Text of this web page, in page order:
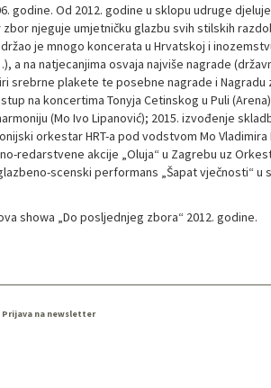
godine. Od 2012. godine u sklopu udruge
njeguje umjetničku glazbu svih stilskih
je mnogo koncerata u Hrvatskoj i
a na natjecanjima osvaja najviše nagrade
srebrne plakete te posebne nagrade i Nagradu
na koncertima Tonyja Cetinskog u Puli
(Mo Ivo Lipanović); 2015. izvođenje
orkestar HRT-a pod vodstvom Mo Vladimira
redarstvene akcije „Oluja“ u Zagrebu uz
scenski performans „Šapat vječnosti“
showa „Do posljednjeg zbora“ 2012. godine.
Prijava na newsletter